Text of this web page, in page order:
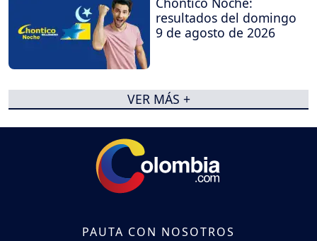
resultados del domingo
9 de agosto de 2026
VER MÁS +
PAUTA CON NOSOTROS